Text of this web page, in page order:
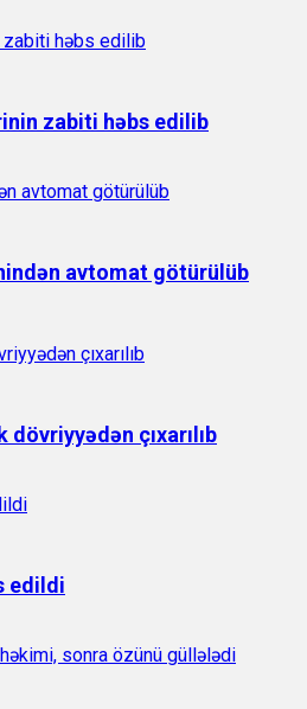
zabiti həbs edilib
avtomat götürülüb
çıxarılıb
edildi